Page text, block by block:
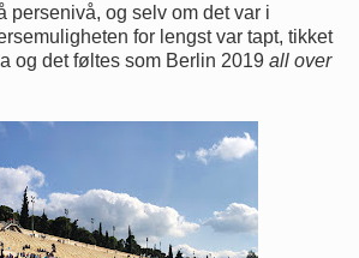
persenivå, og selv om det var i
for lengst var tapt, tikket
og det føltes som Berlin 2019 all over